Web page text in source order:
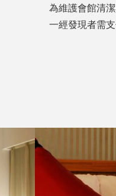
為維護會館清
一經發現者需